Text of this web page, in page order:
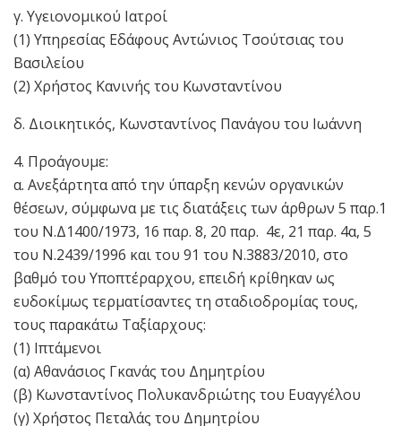
γ. Υγειονομικού Ιατροί
(1) Υπηρεσίας Εδάφους Αντώνιος Τσούτσιας του
Βασιλείου
(2) Χρήστος Κανινής του Κωνσταντίνου
δ. Διοικητικός, Κωνσταντίνος Πανάγου του Ιωάννη
4. Προάγουμε:
α. Ανεξάρτητα από την ύπαρξη κενών οργανικών
θέσεων, σύμφωνα με τις διατάξεις των άρθρων 5 παρ.1
του Ν.Δ1400/1973, 16 παρ. 8, 20 παρ. 4ε, 21 παρ. 4α, 5
του Ν.2439/1996 και του 91 του Ν.3883/2010, στο
βαθμό του Υποπτέραρχου, επειδή κρίθηκαν ως
ευδοκίμως τερματίσαντες τη σταδιοδρομίας τους,
τους παρακάτω Ταξίαρχους:
(1) Ιπτάμενοι
(α) Αθανάσιος Γκανάς του Δημητρίου
(β) Κωνσταντίνος Πολυκανδριώτης του Ευαγγέλου
(γ) Χρήστος Πεταλάς του Δημητρίου